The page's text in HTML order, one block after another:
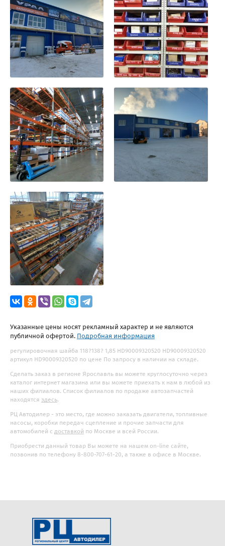
Указанные цены носят рекламный характер и не являются
публичной офертой. Подробная информация
регулировочная шайба 118?138? 1,85 HD90009320520 HD90009320520
артикул HD90009320520 по цене По запросу в наличии на складе.
Сделать заказ в регионе Ярославль вы можете круглосуточно через
каталог интернет магазина или вы можете приехать к нам в любой из
наших филиалов. Список филиалов по продаже автозапчастей
находятся здесь.
РЦ Автодилер - это место, где можно заказать двигатели, топливные
насосы, коробки передач сцепление и прочие запчасти для
автомобилей с доставкой по Москве и всей России.
Приобрести данный товар Вы можете на нашем on-line сайте,
позвонив по телефону 8-800-707-61-20, а также в офисе в Москве.